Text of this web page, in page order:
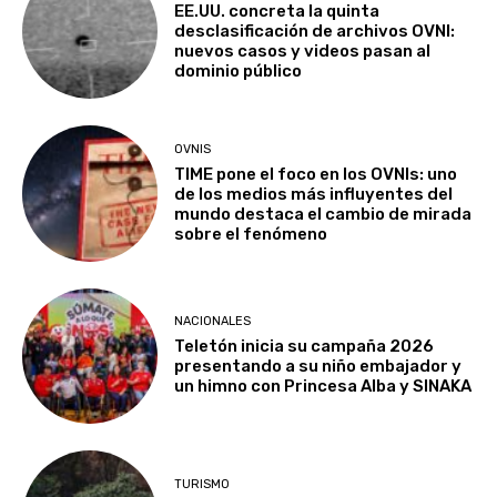
EE.UU. concreta la quinta
desclasificación de archivos OVNI:
nuevos casos y videos pasan al
dominio público
OVNIS
TIME pone el foco en los OVNIs: uno
de los medios más influyentes del
mundo destaca el cambio de mirada
sobre el fenómeno
NACIONALES
Teletón inicia su campaña 2026
presentando a su niño embajador y
un himno con Princesa Alba y SINAKA
TURISMO